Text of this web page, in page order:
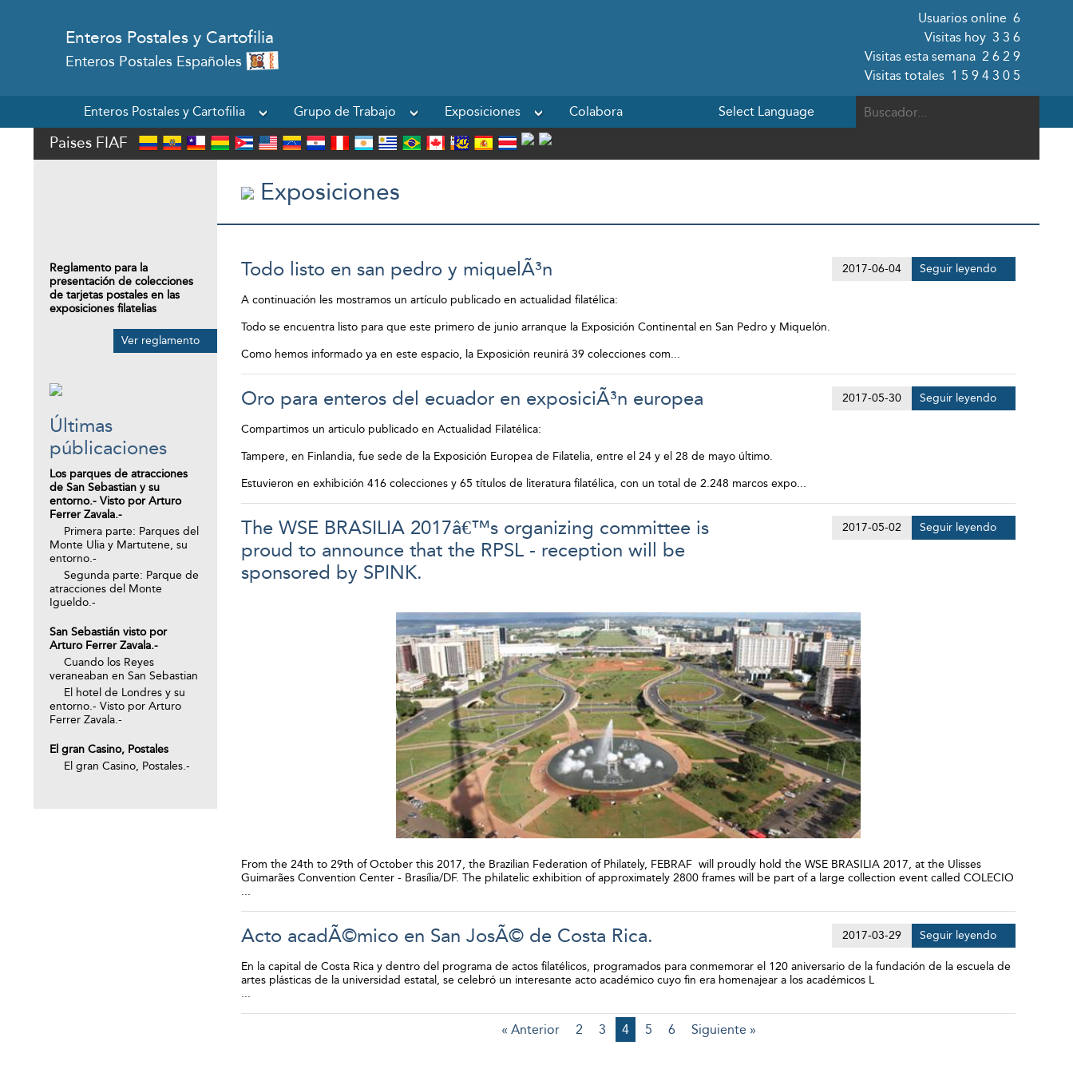
Enteros Postales y Cartofilia
Enteros Postales Españoles
Usuarios online 6
Visitas hoy 336
Visitas esta semana 2629
Visitas totales 1594305
Enteros Postales y Cartofilia Grupo de Trabajo Exposiciones Colabora
Paises FIAF
Reglamento para la
presentación de colecciones
de tarjetas postales en las
exposiciones filatelias
Ver reglamento
Últimas
públicaciones
Los parques de atracciones
de San Sebastian y su
entorno.- Visto por Arturo
Ferrer Zavala.-
Primera parte: Parques del
Monte Ulia y Martutene, su
entorno.-
Segunda parte: Parque de
atracciones del Monte
Igueldo.-
San Sebastián visto por
Arturo Ferrer Zavala.-
Cuando los Reyes
veraneaban en San Sebastian
El hotel de Londres y su
entorno.- Visto por Arturo
Ferrer Zavala.-
El gran Casino, Postales
El gran Casino, Postales.-
Exposiciones
Todo listo en san pedro y miquelÃ³n
A continuación les mostramos un artículo publicado en actualidad filatélica:
Todo se encuentra listo para que este primero de junio arranque la Exposición Continental en San Pedro y Miquelón.
Como hemos informado ya en este espacio, la Exposición reunirá 39 colecciones com...
2017-06-04 Seguir leyendo
Oro para enteros del ecuador en exposiciÃ³n europea
Compartimos un articulo publicado en Actualidad Filatélica:
Tampere, en Finlandia, fue sede de la Exposición Europea de Filatelia, entre el 24 y el 28 de mayo último.
Estuvieron en exhibición 416 colecciones y 65 títulos de literatura filatélica, con un total de 2.248 marcos expo...
2017-05-30 Seguir leyendo
The WSE BRASILIA 2017â€™s organizing committee is
proud to announce that the RPSL - reception will be
sponsored by SPINK.
From the 24th to 29th of October this 2017, the Brazilian Federation of Philately, FEBRAF will proudly hold the WSE BRASILIA 2017, at the Ulisses
Guimarães Convention Center - Brasília/DF. The philatelic exhibition of approximately 2800 frames will be part of a large collection event called COLECIO
...
2017-05-02 Seguir leyendo
Acto acadÃ©mico en San JosÃ© de Costa Rica.
En la capital de Costa Rica y dentro del programa de actos filatélicos, programados para conmemorar el 120 aniversario de la fundación de la escuela de
artes plásticas de la universidad estatal, se celebró un interesante acto académico cuyo fin era homenajear a los académicos L
...
2017-03-29 Seguir leyendo
« Anterior 2 3 4 5 6 Siguiente »